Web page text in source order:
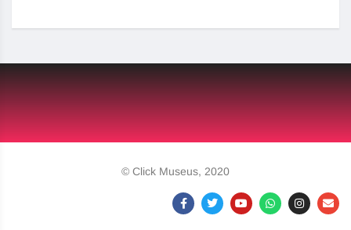
© Click Museus, 2020